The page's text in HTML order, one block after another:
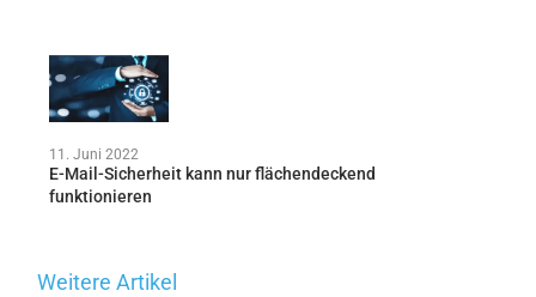
11. Juni 2022
E-Mail-Sicherheit kann nur flächendeckend
funktionieren
Weitere Artikel